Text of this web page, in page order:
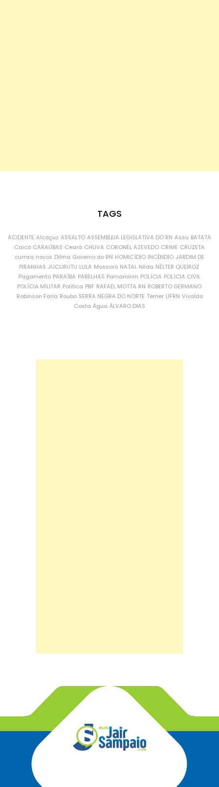
TAGS
ACIDENTE Alcaçuz ASSALTO ASSEMBLEIA LEGISLATIVA DO RN Assu BATATA
Caicó CARAÚBAS Ceará CHUVA CORONEL AZEVEDO CRIME CRUZETA
currais novos Dilma Governo do RN HOMICÍDIO INCÊNDIO JARDIM DE
PIRANHAS JUCURUTU LULA Mossoró NATAL Nilda NÉLTER QUEIROZ
Pagamento PARAÍBA PARELHAS Parnamirim POLÍCIA POLÍCIA CIVIL
POLÍCIA MILITAR Política PRF RAFAEL MOTTA RN ROBERTO GERMANO
Robinson Faria Roubo SERRA NEGRA DO NORTE Temer UFRN Vivaldo
Costa Água ÁLVARO DIAS